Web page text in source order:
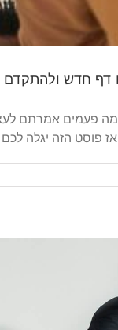
חדש ולהתקדם
פעמים אמרתם
אז פוסט הזה
להגיע